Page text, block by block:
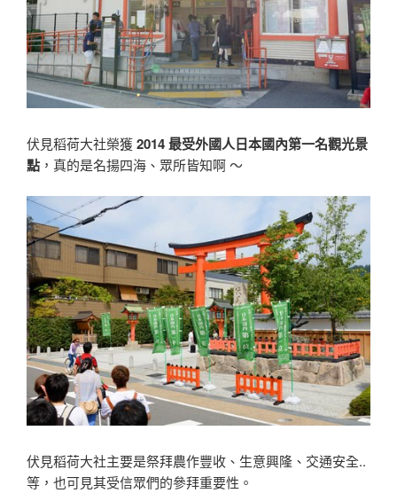
伏見稻荷大社榮獲2014 最受外國人日本國內第一名觀光景
點 ，真的是名揚四海、眾所皆知啊 〜
伏見稻荷大社主要是祭拜農作豐收、生意興隆、交通安全..
等，也可見其受信眾們的參拜重要性。